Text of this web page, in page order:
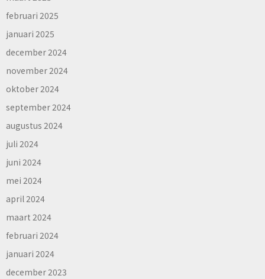
februari 2025
januari 2025
december 2024
november 2024
oktober 2024
september 2024
augustus 2024
juli 2024
juni 2024
mei 2024
april 2024
maart 2024
februari 2024
januari 2024
december 2023